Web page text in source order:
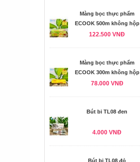
Màng bọc thực phẩm
ECOOK 500m không hộp
122.500 VNĐ
Màng bọc thực phẩm
ECOOK 300m không hộp
78.000 VNĐ
Bút bi TL08 đen
4.000 VNĐ
Bút bi TL08 đỏ